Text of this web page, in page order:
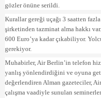
gözler önüne serildi.
Kurallar gereği uçağı 3 saatten
şirketinden tazminat alma hakkı
600 Euro’ya kadar çıkabiliyor.
gerekiyor.
Muhabirler, Air Berlin’in telefon
yanlış yönlendirdiğini ve oyuna
değerlendiren Alman gazeteciler,
çalışma vaadiyle sunulan